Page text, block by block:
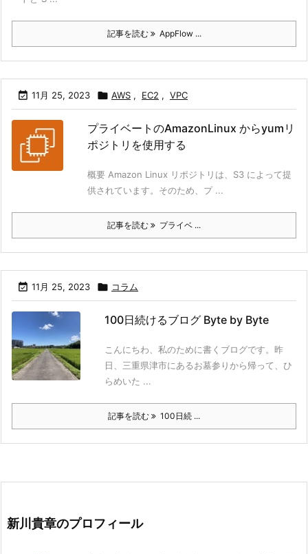
記事を読む AppFlow ...
 11月 25, 2023  AWS , EC2 , VPC
プライベートのAmazonLinux からyumリ
ポジトリを使用する
概要 Amazon Linux リポジトリは、S3 によって提
供されています。そのため、プ ...
記事を読む プライベ ...
 11月 25, 2023  コラム
100日続けるブログ Byte by Byte
こんにちわ、私のために書くブログです。昨
日、三重県津市にあるお墓参りから帰って、ひ
らめいた ...
記事を読む 100日続 ...
新川貴章のプロフィール